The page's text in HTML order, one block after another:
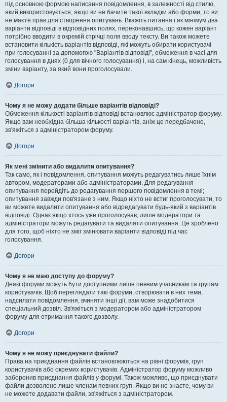
під основною формою написання повідомлення, в залежності від стилю,
який використовується; якщо ви не бачите такої вкладки або форми, то ви
не маєте прав для створення опитувань. Вкажіть питання і як мінімум два
варіанти відповіді в відповідних полях, переконавшись, що кожен варіант
потрібно вводити в окремій стрічці поля вводу тексту. Ви також можете
встановити кількість варіантів відповіді, які можуть обирати користувачі
при голосуванні за допомогою "Варіантів відповіді", обмеження в часі для
голосування в днях (0 для вічного голосування) і, на сам кінець, можливість
зміни варіанту, за який вони проголосували.
Догори
Чому я не можу додати більше варіантів відповіді?
Обмеження кількості варіантів відповіді встановлює адміністратор форуму.
Якщо вам необхідна більша кількості варіантів, аніж це передбачено,
зв'яжіться з адміністратором форуму.
Догори
Як мені змінити або видалити опитування?
Так само, як і повідомлення, опитування можуть редагуватись лише їхнім
автором, модераторами або адміністраторами. Для редагування
опитування перейдіть до редагування першого повідомлення в темі;
опитування завжди пов'язане з ним. Якщо ніхто не встиг проголосувати, то
ви можете видалити опитування або відредагувати будь-який з варіантів
відповіді. Однак якщо хтось уже проголосував, лише модератори та
адміністратори можуть редагувати та видаляти опитування. Це зроблено
для того, щоб ніхто не зміг змінювати варіанти відповіді під час
голосування.
Догори
Чому я не маю доступу до форуму?
Деякі форуми можуть бути доступними лише певним учасникам та групам
користувачів. Щоб переглядати такі форуми, створювати в них теми,
надсилати повідомлення, вчиняти інші дії, вам може знадобитися
спеціальний дозвіл. Зв'яжіться з модератором або адміністратором
форуму для отримання такого дозволу.
Догори
Чому я не можу приєднувати файли?
Права на приєднання файлів встановлюються на рівні форумів, груп
користувачів або окремих користувачів. Адміністратор форуму можливо
заборонив приєднання файлів у форумі. Також можливо, що приєднувати
файли дозволено лише членам певних груп. Якщо ви не знаєте, чому ви
не можете додавати файли, зв'яжіться з адміністратором.